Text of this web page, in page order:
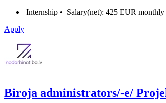
Internship • Salary(net): 425 EUR
Apply
Biroja administrators/-e/